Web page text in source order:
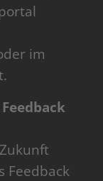
im
Feedback